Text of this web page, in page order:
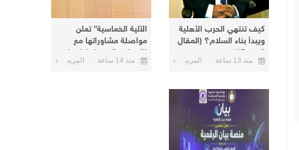
كيف تنتهي الحرب الأهلية
ويبدأ بناء السلام؟ (المقال
8 من 17)
منذ 13 ساعة المزيد
الآلية الخماسية” تعلن
مواصلة مشاوراتها مع
الأطراف السودانية لإنهاء
الأزمة الحالية
منذ 14 ساعة المزيد